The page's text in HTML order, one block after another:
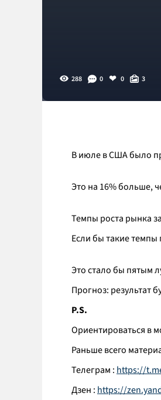
288 0 0 3
В июле в США было
Это на 16% больше,
Темпы роста рынка
Если бы такие темпы
Это стало бы пятым
Прогноз: результат
P.S.
Ориентироваться в
Раньше всего
Телеграм : https://
Дзен : https://